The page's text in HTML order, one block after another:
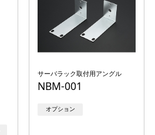
サーバラック取付用アングル
NBM-001
オプション